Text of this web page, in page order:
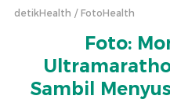
detikHealth FotoHealth
Foto:
Sambil